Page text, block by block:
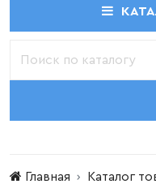
Главная Каталог